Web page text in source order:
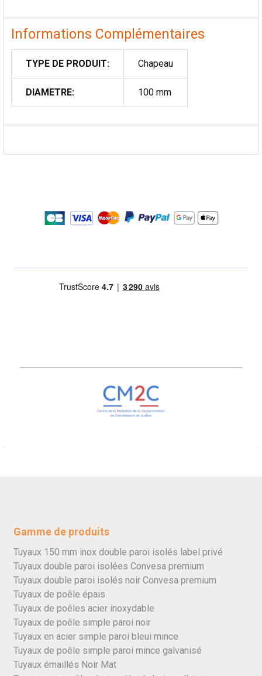
Informations Complémentaires
TYPE DE PRODUIT: Chapeau
DIAMETRE: 100 mm
Gamme de produits
Tuyaux 150 mm inox double paroi isolés label privé
Tuyaux double paroi isolées Convesa premium
Tuyaux double paroi isolés noir Convesa premium
Tuyaux de poêle épais
Tuyaux de poêles acier inoxydable
Tuyaux de poêle simple paroi noir
Tuyaux en acier simple paroi bleui mince
Tuyaux de poêle simple paroi mince galvanisé
Tuyaux émaillés Noir Mat